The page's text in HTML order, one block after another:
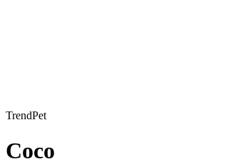
TrendPet
Coco